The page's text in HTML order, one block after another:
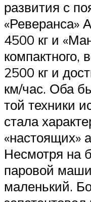
развития с
«Реверанса»
4500 кг и
компактного,
2500 кг и
км/час. Оба
той техники
стала
«настоящих»
Несмотря на
паровой
маленький.